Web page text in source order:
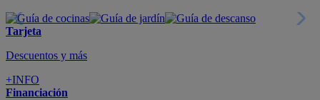
Tarjeta
Descuentos y más
+INFO
Financiación